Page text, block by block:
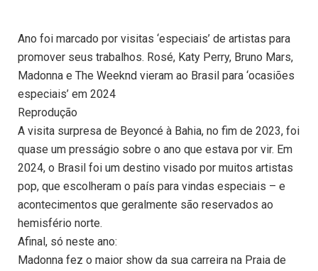
Ano foi marcado por visitas ‘especiais’ de artistas para
promover seus trabalhos. Rosé, Katy Perry, Bruno Mars,
Madonna e The Weeknd vieram ao Brasil para ‘ocasiões
especiais’ em 2024
Reprodução
A visita surpresa de Beyoncé à Bahia, no fim de 2023, foi
quase um presságio sobre o ano que estava por vir. Em
2024, o Brasil foi um destino visado por muitos artistas
pop, que escolheram o país para vindas especiais – e
acontecimentos que geralmente são reservados ao
hemisfério norte.
Afinal, só neste ano:
Madonna fez o maior show da sua carreira na Praia de